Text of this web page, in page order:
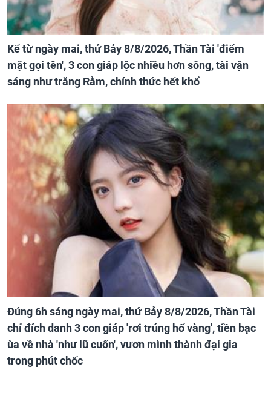
Kể từ ngày mai, thứ Bảy 8/8/2026, Thần Tài 'điểm
mặt gọi tên', 3 con giáp lộc nhiều hơn sông, tài vận
sáng như trăng Rằm, chính thức hết khổ
Đúng 6h sáng ngày mai, thứ Bảy 8/8/2026, Thần Tài
chỉ đích danh 3 con giáp 'rơi trúng hố vàng', tiền bạc
ùa về nhà 'như lũ cuốn', vươn mình thành đại gia
trong phút chốc